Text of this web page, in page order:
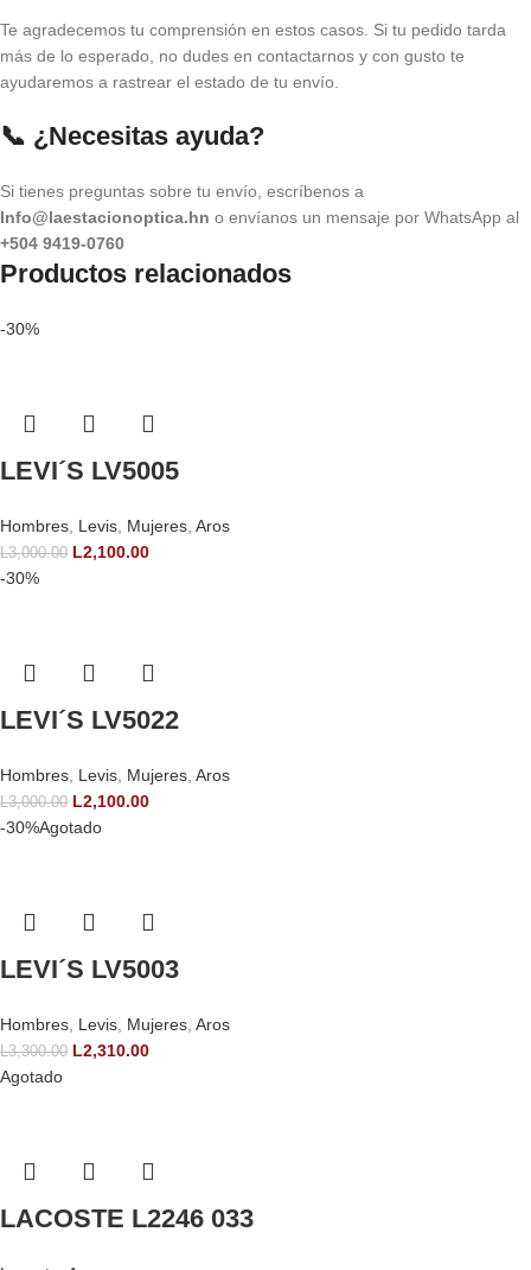
Te agradecemos tu comprensión en estos casos. Si tu pedido tarda
más de lo esperado, no dudes en contactarnos y con gusto te
ayudaremos a rastrear el estado de tu envío.
📞 ¿Necesitas ayuda?
Si tienes preguntas sobre tu envío, escríbenos a
Info@laestacionoptica.hn o envíanos un mensaje por WhatsApp al
+504 9419-0760
Productos relacionados
-30%
LEVI´S LV5005
Hombres, Levis, Mujeres, Aros
L3,000.00 L2,100.00
-30%
LEVI´S LV5022
Hombres, Levis, Mujeres, Aros
L3,000.00 L2,100.00
-30%Agotado
LEVI´S LV5003
Hombres, Levis, Mujeres, Aros
L3,300.00 L2,310.00
Agotado
LACOSTE L2246 033